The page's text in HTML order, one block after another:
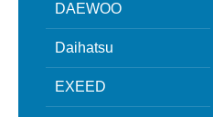
DAEWOO
Daihatsu
EXEED